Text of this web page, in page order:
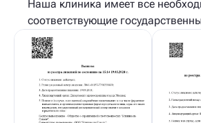
Наша клиника имеет все
соответствующие